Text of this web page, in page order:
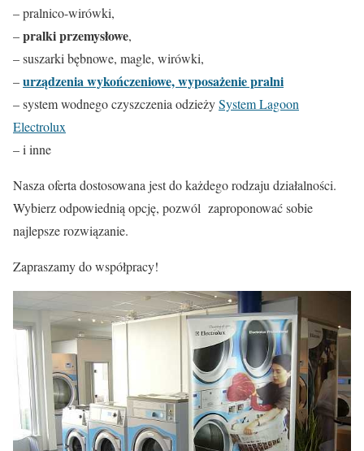
– pralnico-wirówki,
–pralki przemysłowe,
– suszarki bębnowe, magle, wirówki,
–urządzenia wykończeniowe, wyposażenie pralni
– system wodnego czyszczenia odzieżySystem Lagoon
Electrolux
– i inne
Nasza oferta dostosowana jest do każdego rodzaju działalności.
Wybierz odpowiednią opcję, pozwól zaproponować sobie
najlepsze rozwiązanie.
Zapraszamy do współpracy!